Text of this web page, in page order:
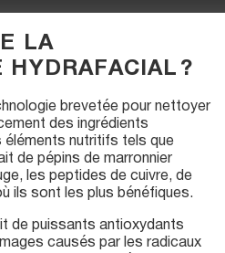
LA
HYDRAFACIAL ?
brevetée pour nettoyer
des ingrédients
éléments nutritifs tels que
de pépins de marronnier
les peptides de cuivre, de
ils sont les plus bénéfiques.
de puissants antioxydants
causés par les radicaux